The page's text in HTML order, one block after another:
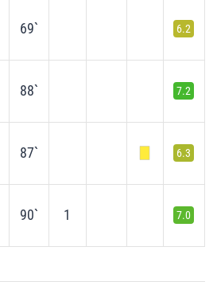
69` 6.2
88` 7.2
87` 6.3
90` 1 7.0